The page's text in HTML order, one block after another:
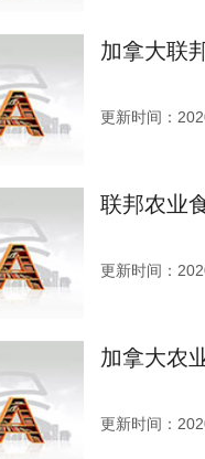
加拿大联
更新时间：
联邦农业
更新时间：
加拿大农
更新时间：